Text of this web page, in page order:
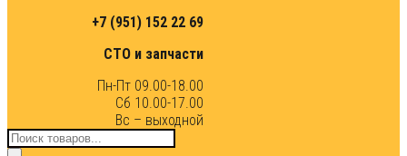
+7 (951) 152 22 69
СТО и запчасти
Пн-Пт 09.00-18.00
Сб 10.00-17.00
Вс – выходной
Поиск
товаров